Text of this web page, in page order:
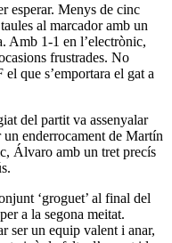
esperar. Menys de cinc
al marcador amb un
Amb 1-1 en l’electrònic,
frustrades. No
que s’emportara el gat a
del partit va assenyalar
enderrocament de Martín
Álvaro amb un tret precís
‘groguet’ al final del
a la segona meitat.
ser un equip valent i anar,